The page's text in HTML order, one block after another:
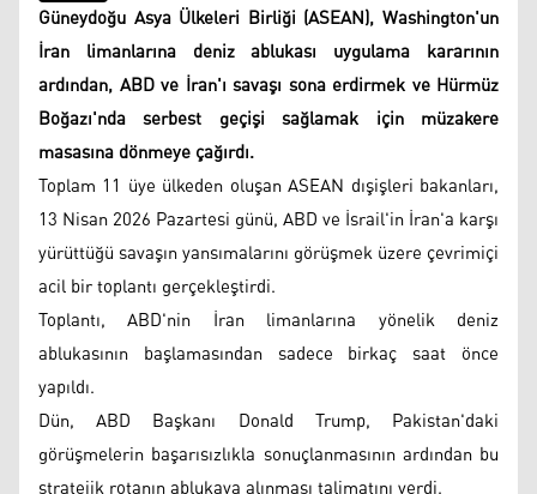
Güneydoğu Asya Ülkeleri Birliği (ASEAN), Washington'un
İran limanlarına deniz ablukası uygulama kararının
ardından, ABD ve İran'ı savaşı sona erdirmek ve Hürmüz
Boğazı'nda serbest geçişi sağlamak için müzakere
masasına dönmeye çağırdı.
Toplam 11 üye ülkeden oluşan ASEAN dışişleri bakanları,
13 Nisan 2026 Pazartesi günü, ABD ve İsrail'in İran'a karşı
yürüttüğü savaşın yansımalarını görüşmek üzere çevrimiçi
acil bir toplantı gerçekleştirdi.
Toplantı, ABD'nin İran limanlarına yönelik deniz
ablukasının başlamasından sadece birkaç saat önce
yapıldı.
Dün, ABD Başkanı Donald Trump, Pakistan'daki
görüşmelerin başarısızlıkla sonuçlanmasının ardından bu